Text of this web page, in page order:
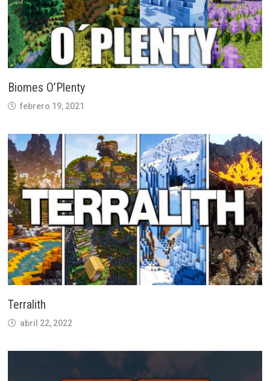
Biomes O’Plenty
febrero 19, 2021
Terralith
abril 22, 2022